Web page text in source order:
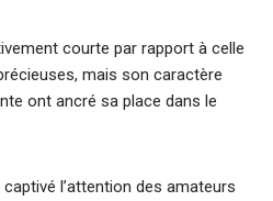
courte par rapport à celle
mais son caractère
ont ancré sa place dans le
l’attention des amateurs